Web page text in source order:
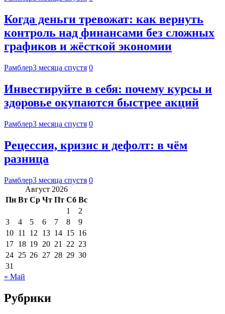
Когда деньги тревожат: как вернуть
контроль над финансами без сложных
графиков и жёсткой экономии
Рамблер3 месяца спустя 0
Инвестируйте в себя: почему курсы и
здоровье окупаются быстрее акций
Рамблер3 месяца спустя 0
Рецессия, кризис и дефолт: в чём
разница
Рамблер3 месяца спустя 0
Август 2026
Пн Вт Ср Чт Пт Сб Вс
1
2
3
4 5 6 7 8
9
10 11 12 13 14 15 16
17 18 19 20 21 22 23
24 25 26 27 28 29 30
31
« Май
Рубрики